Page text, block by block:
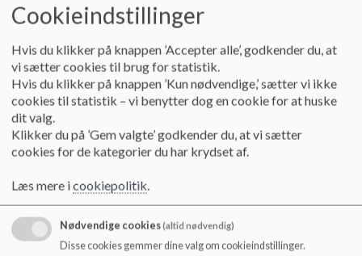
Referat Februar 2024
Referat Marts 2024
Referat April 2024
Referat Maj 2024
Cookieindstillinger
Hvis du klikker på knappen ’Accepter alle’, godkender du, at
vi sætter cookies til brug for statistik.
Hvis du klikker på knappen ’Kun nødvendige,’ sætter vi ikke
cookies til statistik – vi benytter dog en cookie for at huske
dit valg.
Klikker du på ’Gem valgte’ godkender du, at vi sætter
cookies for de kategorier du har krydset af.
Læs mere icookiepolitik.
Nødvendige cookies(altid nødvendig)
Disse cookies gemmer dine valg om cookieindstillinger.